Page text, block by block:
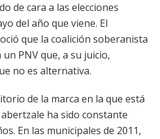
de cara a las elecciones
del año que viene. El
que la coalición soberanista
PNV que, a su juicio,
no es alternativa.
de la marca en la que está
ha sido constante
En las municipales de 2011,